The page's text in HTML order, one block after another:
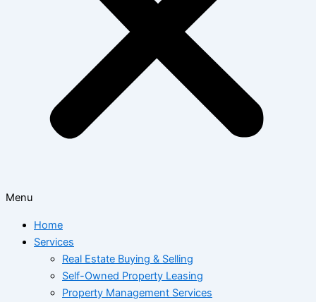
Menu
Home
Services
Real Estate Buying & Selling
Self-Owned Property Leasing
Property Management Services